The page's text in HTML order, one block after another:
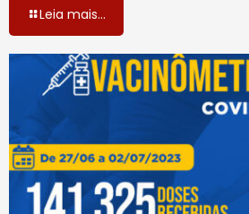
Leia mais...